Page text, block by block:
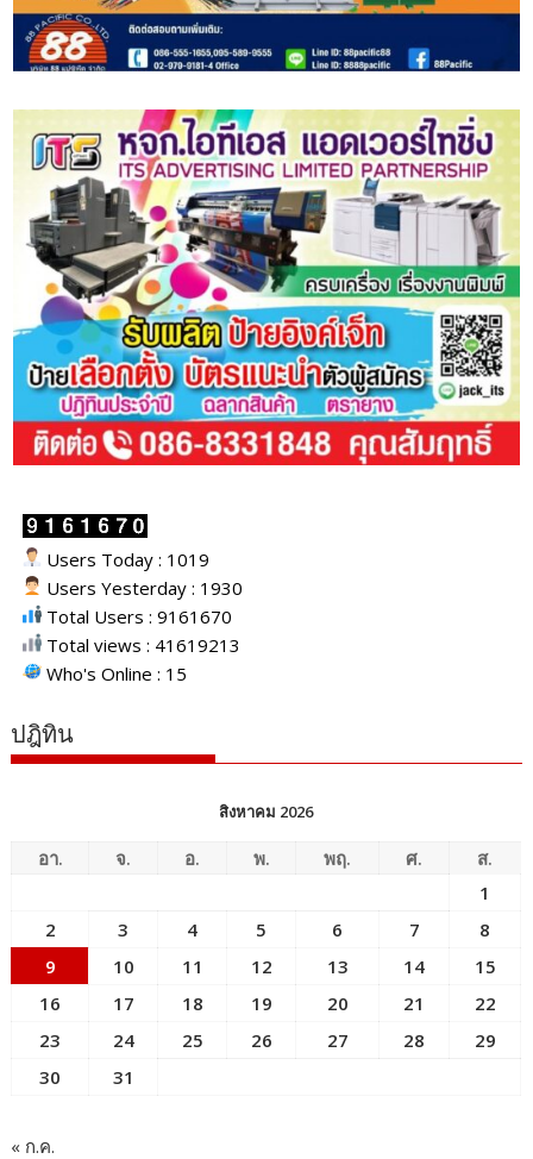
Users Today : 1019
Users Yesterday : 1930
Total Users : 9161670
Total views : 41619213
Who's Online : 15
ปฎิทิน
สิงหาคม 2026
อา. จ. อ. พ. พฤ. ศ.
ส.
1
2
3 4 5 6 7
8
9
10 11 12 13 14
15
16
17 18 19 20 21
22
23
24 25 26 27 28
29
30
31
« ก.ค.